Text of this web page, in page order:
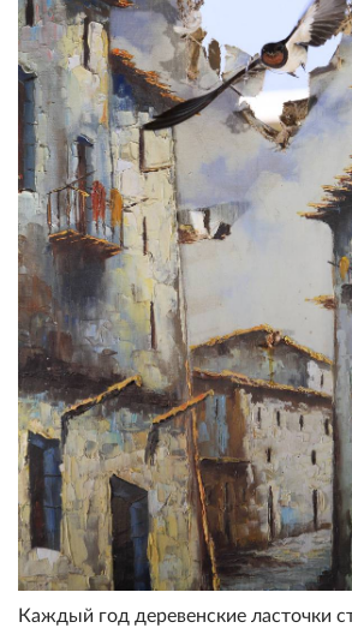
Каждый год деревенские ласточки